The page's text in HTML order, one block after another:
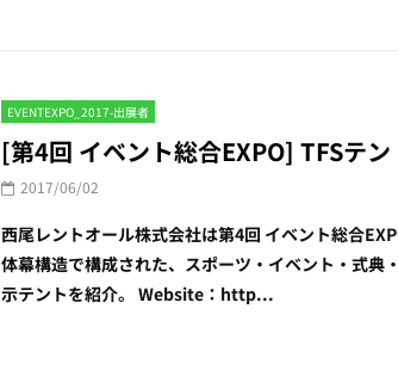
EVENTEXPO_2017-出展者
[第4回 イベント総合EXPO] TFSテ
2017/06/02
西尾レントオール株式会社は第4回 イベント総合
体幕構造で構成された、スポーツ・イベント・式典
示テントを紹介。 Website：http...